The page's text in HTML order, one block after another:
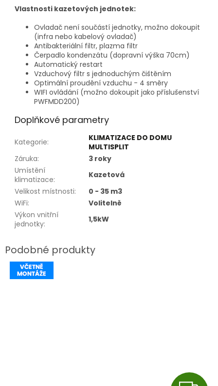
Vlastnosti kazetových jednotek:
Ovladač není součástí jednotky, možno dokoupit
(infra nebo kabelový ovladač)
Antibakteriální filtr, plazma filtr
Čerpadlo kondenzátu (dopravní výška 70cm)
Automatický restart
Vzduchový filtr s jednoduchým čištěním
Optimální proudění vzduchu - 4 směry
WIFI ovládání (možno dokoupit jako příslušenství
PWFMDD200)
Doplňkové parametry
Kategorie:
KLIMATIZACE DO DOMU
MULTISPLIT
Záruka:
3 roky
Umístění
klimatizace:
Kazetová
Velikost místnosti:
0 - 35 m3
WiFi:
Volitelně
Výkon vnitřní
jednotky: 1,5kW